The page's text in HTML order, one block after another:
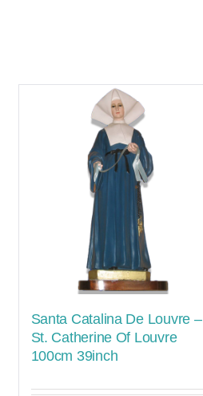
Santa Catalina De Louvre –
St. Catherine Of Louvre
100cm 39inch